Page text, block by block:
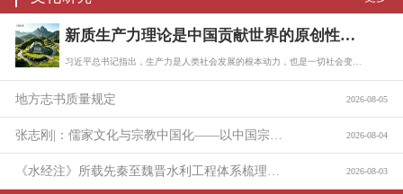
新质生产力理论是中国贡献世界的原创性理论
地方志书质量规定 2026-08-05
2026-08-04
2026-08-03